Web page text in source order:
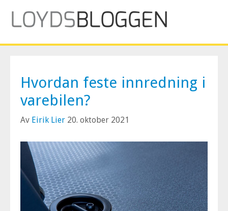
Hvordan feste innredning i
varebilen?
Av Eirik Lier 20. oktober 2021